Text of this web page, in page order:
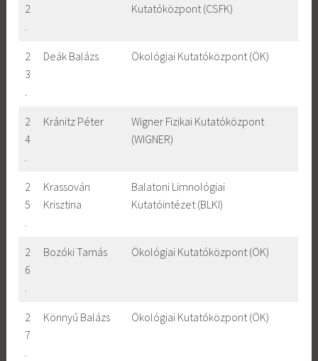
2
.
Kutatóközpont (CSFK)
2
3
.
Deák Balázs Ökológiai Kutatóközpont (ÖK)
2
4
.
Kránitz Péter
Wigner Fizikai Kutatóközpont
(WIGNER)
2
5
.
Krassován
Krisztina
Balatoni Limnológiai
Kutatóintézet (BLKI)
2
6
.
Bozóki Tamás Ökológiai Kutatóközpont (ÖK)
2
7
.
Könnyű Balázs Ökológiai Kutatóközpont (ÖK)